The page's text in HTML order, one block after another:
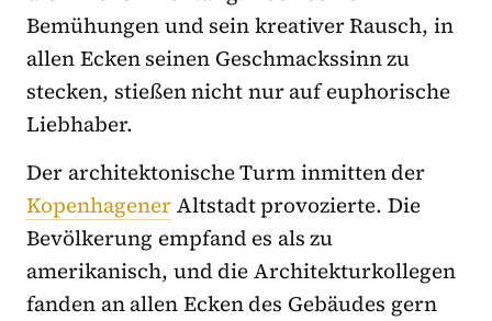
Bemühungen und sein kreativer Rausch, in
allen Ecken seinen Geschmackssinn zu
stecken, stießen nicht nur auf euphorische
Liebhaber.
Der architektonische Turm inmitten der
KopenhagenerAltstadt provozierte. Die
Bevölkerung empfand es als zu
amerikanisch, und die Architekturkollegen
fanden an allen Ecken des Gebäudes gern